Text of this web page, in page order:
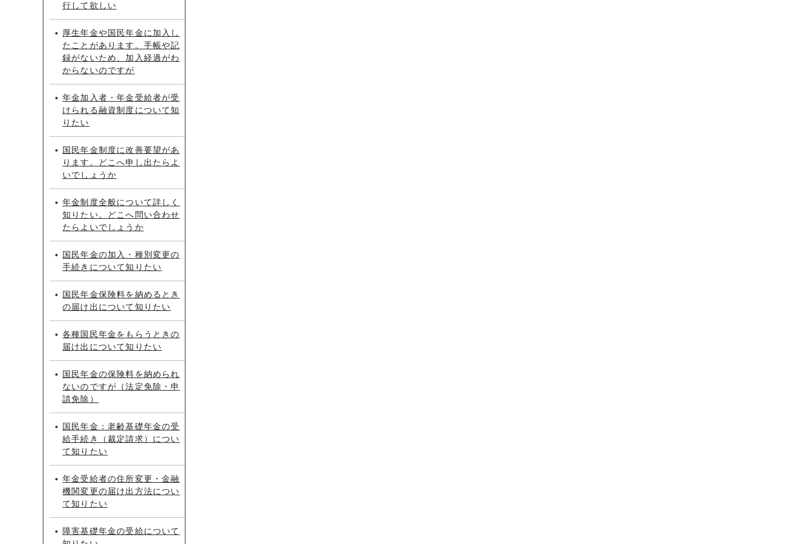
行して欲しい
厚生年金や国民年金に加入し
たことがあります。手帳や記
録がないため、加入経過がわ
からないのですが
年金加入者・年金受給者が受
けられる融資制度について知
りたい
国民年金制度に改善要望があ
ります。どこへ申し出たらよ
いでしょうか
年金制度全般について詳しく
知りたい。どこへ問い合わせ
たらよいでしょうか
国民年金の加入・種別変更の
手続きについて知りたい
国民年金保険料を納めるとき
の届け出について知りたい
各種国民年金をもらうときの
届け出について知りたい
国民年金の保険料を納められ
ないのですが（法定免除・申
請免除）
国民年金：老齢基礎年金の受
給手続き（裁定請求）につい
て知りたい
年金受給者の住所変更・金融
機関変更の届け出方法につい
て知りたい
障害基礎年金の受給について